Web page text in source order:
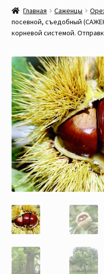
Прайс-лист
Наши мероприятия,
Контакты
Корзина
Оформление заказа
Оплата и доставка
Мой аккаунт
Мы в соцсетях
Главная Саженцы
посевной, съедобный
корневой системой.